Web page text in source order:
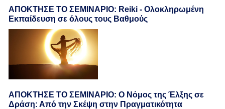
ΑΠΟΚΤΗΣΕ ΤΟ ΣΕΜΙΝΑΡΙΟ: Reiki - Ολοκληρωμένη
Εκπαίδευση σε όλους τους Βαθμούς
ΑΠΟΚΤΗΣΕ ΤΟ ΣΕΜΙΝΑΡΙΟ: Ο Νόμος της Έλξης σε
Δράση: Από την Σκέψη στην Πραγματικότητα